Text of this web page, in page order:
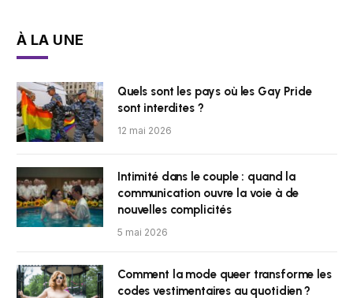
À LA UNE
Quels sont les pays où les Gay Pride
sont interdites ?
12 mai 2026
Intimité dans le couple : quand la
communication ouvre la voie à de
nouvelles complicités
5 mai 2026
Comment la mode queer transforme les
codes vestimentaires au quotidien ?